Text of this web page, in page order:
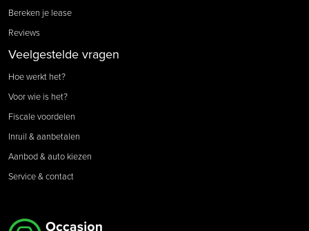
Bereken je lease
Reviews
Veelgestelde vragen
Hoe werkt het?
Voor wie is het?
Fiscale voordelen
Inruil & aanbetalen
Aanbod & auto kiezen
Service & contact